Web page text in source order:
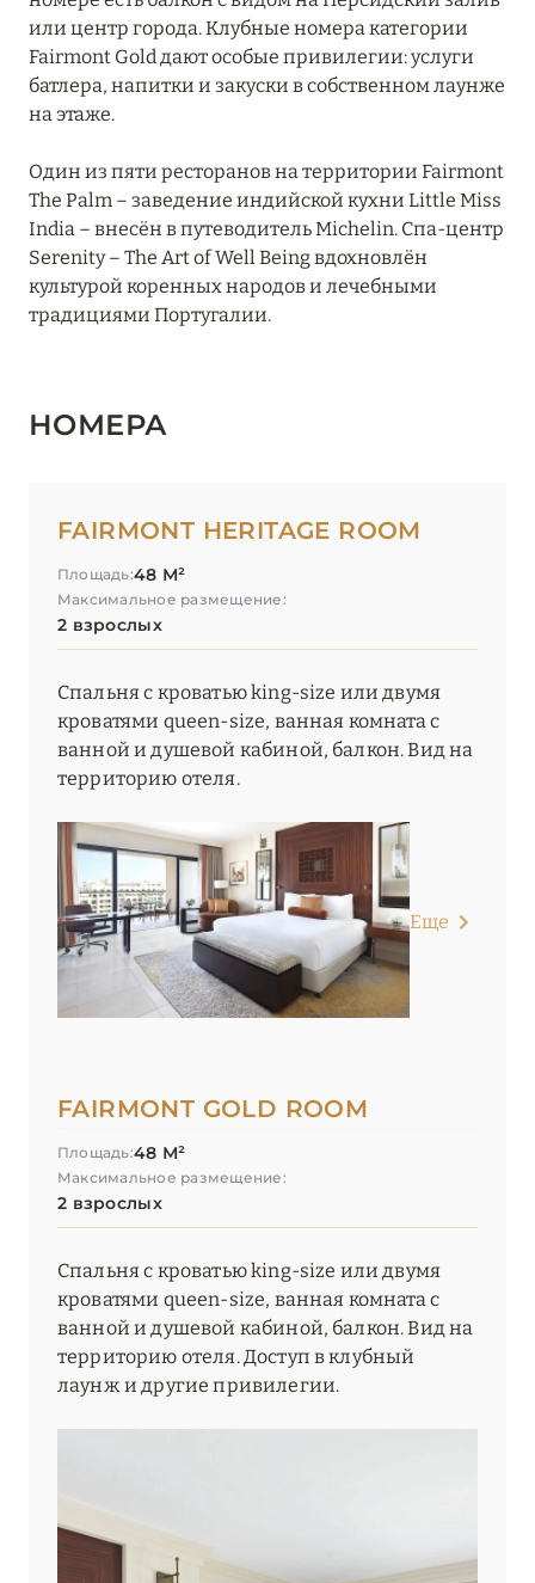
JA Palm Tree Court
Jumeirah Creekside Hotel
Jumeirah Emirates Towers
Jumeirah Living Marina Gate
Jumeirah Marsa Al Arab
Jumeirah Zabeel Saray
Kempinski The Boulevard Dubai
Le Royal Mеridien Beach Resort & Spa
Madinat – Jumeirah Al Naseem
Madinat – Jumeirah Al Qasr
Madinat – Jumeirah Mina Al Salam
Mandarin Oriental Jumeira, Dubai
Nikki Beach Resort & Spa Dubai
One&Only One Za'abeel
One&Only Royal Mirage
One&Only The Palm
Palazzo Versace Dubai
Park Hyatt Dubai
Raffles Dubai
Shangri-La Dubai
SIRO One Za’abeel
Sofitel Dubai Downtown
Taj Exotica Resort & Spa, The Palm, Dubai
или центр города. Клубные номера категории
Fairmont Gold дают особые привилегии: услуги
батлера, напитки и закуски в собственном лаунже
на этаже.
Один из пяти ресторанов на территории Fairmont
The Palm – заведение индийской кухни Little Miss
India – внесён в путеводитель Michelin. Спа-центр
Serenity – The Art of Well Being вдохновлён
культурой коренных народов и лечебными
традициями Португалии.
НОМЕРА
FAIRMONT HERITAGE ROOM
Площадь:48 М²
Максимальное размещение:
2 взрослых
Спальня с кроватью king-size или двумя
кроватями queen-size, ванная комната с
ванной и душевой кабиной, балкон. Вид на
территорию отеля.
Еще
FAIRMONT GOLD ROOM
Площадь:48 М²
Максимальное размещение:
2 взрослых
Спальня с кроватью king-size или двумя
кроватями queen-size, ванная комната с
ванной и душевой кабиной, балкон. Вид на
территорию отеля. Доступ в клубный
лаунж и другие привилегии.